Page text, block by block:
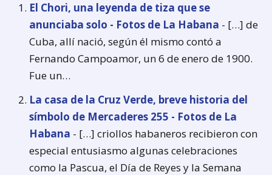
El Chori, una leyenda de tiza que se
anunciaba solo - Fotos de La Habana - […] de
Cuba, allí nació, según él mismo contó a
Fernando Campoamor, un 6 de enero de 1900.
Fue un…
La casa de la Cruz Verde, breve historia del
símbolo de Mercaderes 255 - Fotos de La
Habana - […] criollos habaneros recibieron con
especial entusiasmo algunas celebraciones
como la Pascua, el Día de Reyes y la Semana